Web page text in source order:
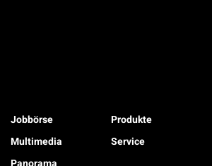
Jobbörse
Multimedia
Produkte
Service